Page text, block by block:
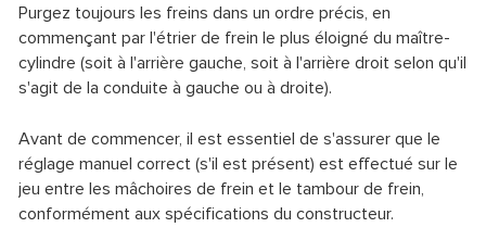
Purgez toujours les freins dans un ordre précis, en
commençant par l'étrier de frein le plus éloigné du maître-
cylindre (soit à l'arrière gauche, soit à l'arrière droit selon qu'il
s'agit de la conduite à gauche ou à droite).
Avant de commencer, il est essentiel de s'assurer que le
réglage manuel correct (s'il est présent) est effectué sur le
jeu entre les mâchoires de frein et le tambour de frein,
conformément aux spécifications du constructeur.